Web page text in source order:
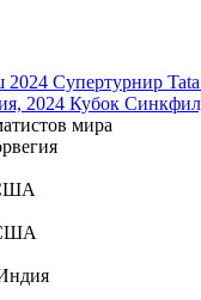
2024 Супертурнир
2024 Кубок
мира